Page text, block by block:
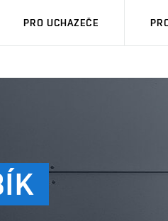
PRO UCHAZEČE